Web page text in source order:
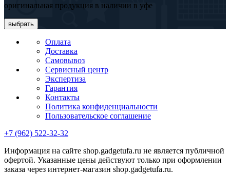
оригинальная продукция в наличии в уфе
выбрать
Оплата
Доставка
Самовывоз
Сервисный центр
Экспертиза
Гарантия
Контакты
Политика конфиденциальности
Пользовательское соглашение
+7 (962) 522-32-32
Информация на сайте shop.gadgetufa.ru не является публичной
офертой. Указанные цены действуют только при оформлении
заказа через интернет-магазин shop.gadgetufa.ru.